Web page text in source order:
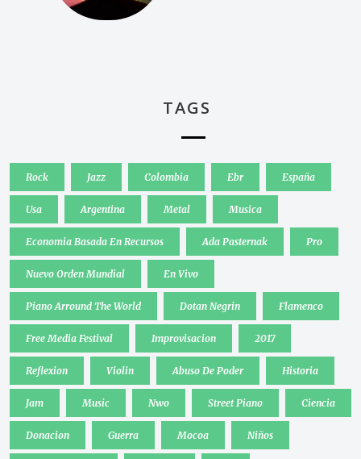
TAGS
Rock Jazz Colombia Ebr España
Usa Argentina Metal Musica
Economia Basada En Recursos Ada Pasternak Pro
Nuevo Orden Mundial En Vivo
Piano Arround The World Dotan Negrin Flamenco
Free Media Festival Improvisacion 2017
Reflexion Violin Abuso De Poder Historia
Jam Music Nwo Street Piano Ciencia
Donacion Guerra Mocoa Niños